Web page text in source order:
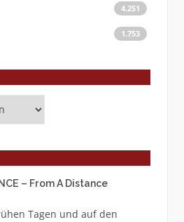
4.251
1.753
– From A Distance
Tagen und auf den